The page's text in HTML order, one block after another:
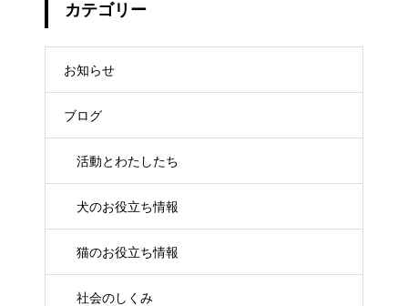
カテゴリー
お知らせ
ブログ
活動とわたしたち
犬のお役立ち情報
猫のお役立ち情報
社会のしくみ